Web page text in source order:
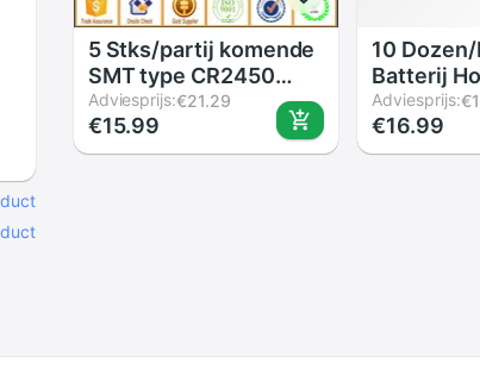
5 Stks/partij komende
SMT type CR2450
KNOOPCEL houder
met Cover TBH-
CR2450-04
Adviesprijs:€21.29
€15.99
10
Batterij
Organizer
Voor Aa
Adviesprijs:
€16.99